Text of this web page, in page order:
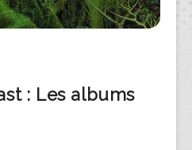
: Les albums